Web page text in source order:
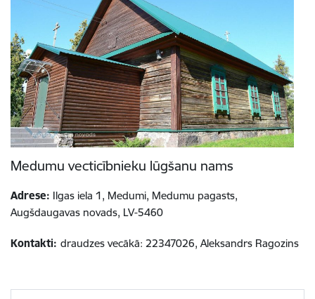
Medumu vecticībnieku lūgšanu nams
Adrese: Ilgas iela 1, Medumi, Medumu pagasts,
Augšdaugavas novads, LV-5460
Kontakti: draudzes vecākā: 22347026, Aleksandrs Ragozins